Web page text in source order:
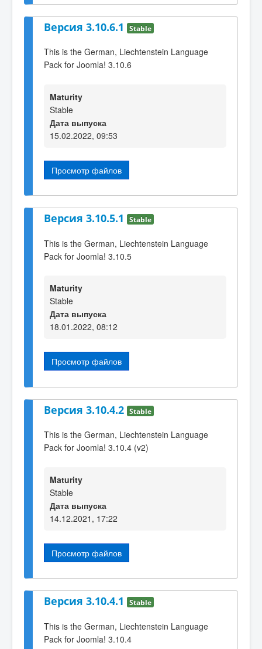
Версия 3.10.6.1 Stable
This is the German, Liechtenstein Language
Pack for Joomla! 3.10.6
Maturity
Stable
Дата выпуска
15.02.2022, 09:53
Просмотр файлов
Версия 3.10.5.1 Stable
This is the German, Liechtenstein Language
Pack for Joomla! 3.10.5
Maturity
Stable
Дата выпуска
18.01.2022, 08:12
Просмотр файлов
Версия 3.10.4.2 Stable
This is the German, Liechtenstein Language
Pack for Joomla! 3.10.4 (v2)
Maturity
Stable
Дата выпуска
14.12.2021, 17:22
Просмотр файлов
Версия 3.10.4.1 Stable
This is the German, Liechtenstein Language
Pack for Joomla! 3.10.4